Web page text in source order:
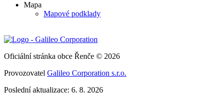
Mapa
Mapové podklady
Oficiální stránka obce Řenče © 2026
Provozovatel Galileo Corporation s.r.o.
Poslední aktualizace: 6. 8. 2026